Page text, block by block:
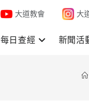
大道教會 大
每日查經 新聞活